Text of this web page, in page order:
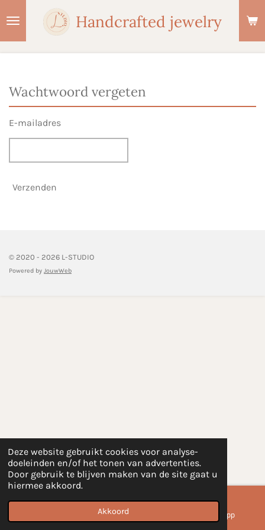
Deze website gebruikt cookies voor analyse-
doeleinden en/of het tonen van advertenties.
Door gebruik te blijven maken van de site gaat u
hiermee akkoord.
Akkoord
Handcrafted jewelry
Wachtwoord vergeten
E-mailadres
Verzenden
© 2020 - 2026 L-STUDIO
Powered by JouwWeb
Instagram WhatsApp